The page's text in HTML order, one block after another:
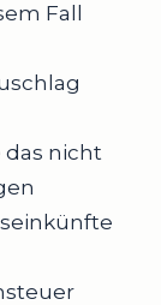
Fall
das nicht